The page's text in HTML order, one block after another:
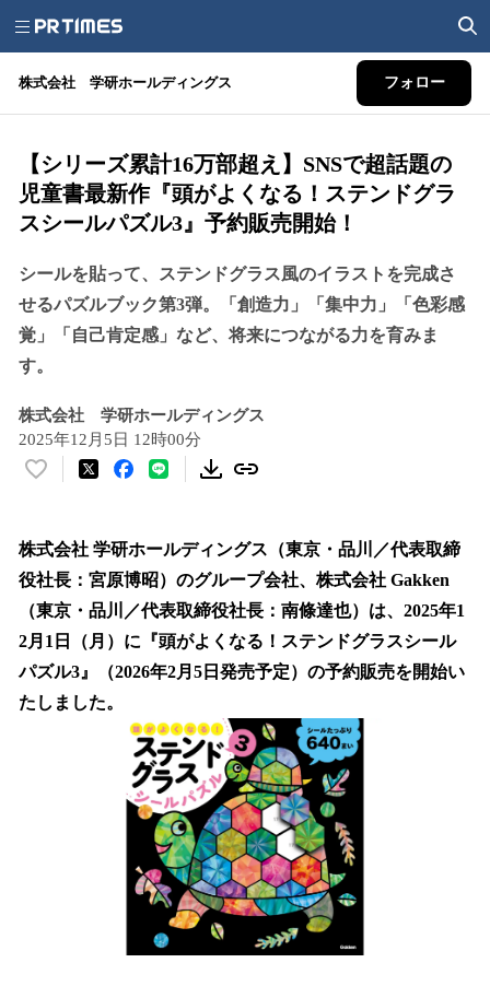
株式会社 学研ホールディングス フォロー
【シリーズ累計16万部超え】SNSで超話題の
児童書最新作『頭がよくなる！ステンドグラ
スシールパズル3』予約販売開始！
シールを貼って、ステンドグラス風のイラストを完成さ
せるパズルブック第3弾。「創造力」「集中力」「色彩感
覚」「自己肯定感」など、将来につながる力を育みま
す。
株式会社 学研ホールディングス
2025年12月5日 12時00分
い
！
数
を
読
み
込
中
株式会社 学研ホールディングス（東京・品川／代表取締
役社長：宮原博昭）のグループ会社、株式会社 Gakken
（東京・品川／代表取締役社長：南條達也）は、2025年1
2月1日（月）に『頭がよくなる！ステンドグラスシール
パズル3』（2026年2月5日発売予定）の予約販売を開始い
たしました。